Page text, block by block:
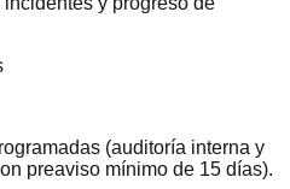
(auditoría interna y
preaviso mínimo de 15 días).